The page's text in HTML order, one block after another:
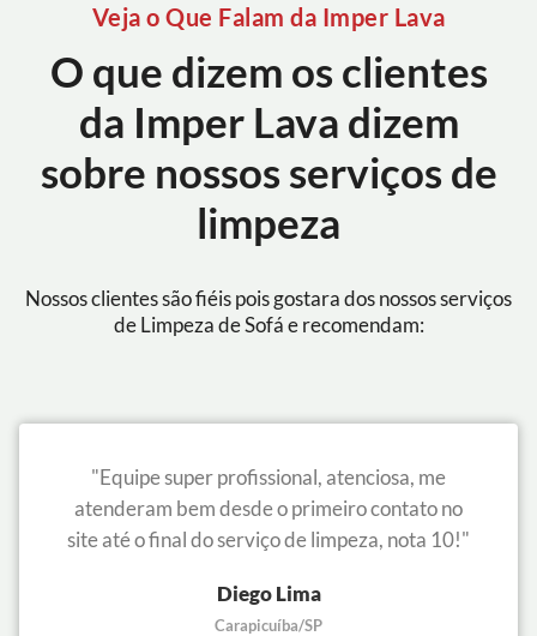
Veja o Que Falam da Imper Lava
O que dizem os clientes
da Imper Lava dizem
sobre nossos serviços de
limpeza
Nossos clientes são fiéis pois gostara dos nossos serviços
de Limpeza de Sofá e recomendam:
"Equipe super profissional, atenciosa, me
atenderam bem desde o primeiro contato no
site até o final do serviço de limpeza, nota 10!"
Diego Lima
Carapicuíba/SP